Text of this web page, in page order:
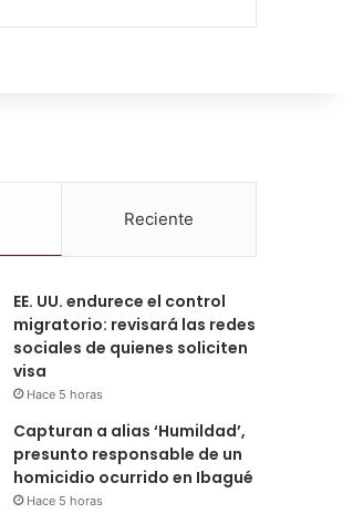
Reciente
EE. UU. endurece el control
migratorio: revisará las redes
sociales de quienes soliciten
visa
Hace 5 horas
Capturan a alias ‘Humildad’,
presunto responsable de un
homicidio ocurrido en Ibagué
Hace 5 horas